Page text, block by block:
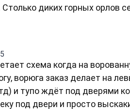
диких горных орлов
схема когда на
ворюга заказ делает на
и тупо ждёт под дверями
под двери и просто